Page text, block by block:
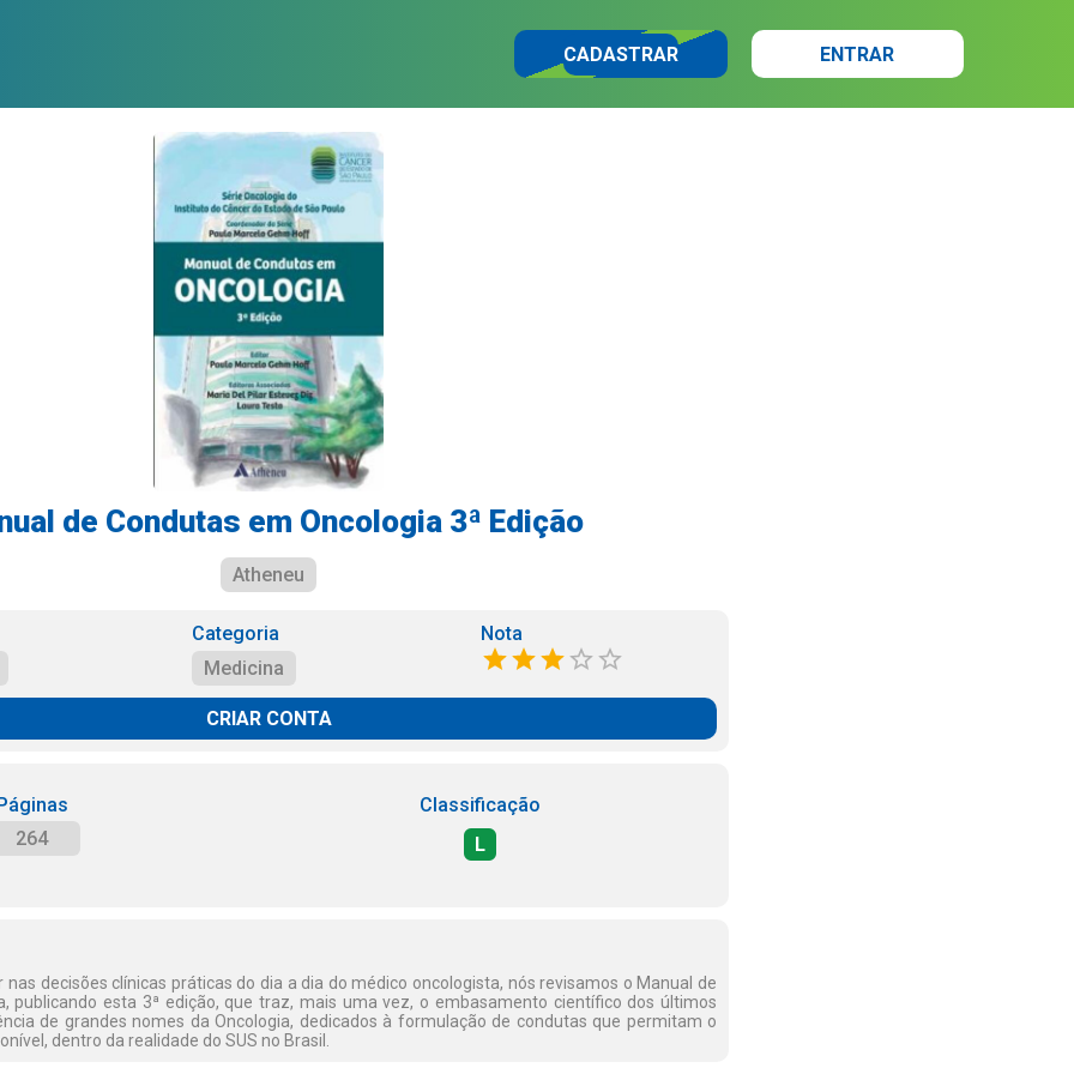
CADASTRAR ENTRAR
de Condutas em Oncologia 3ª Edição
Atheneu
Categoria
Medicina
Nota
CRIAR CONTA
264
Classificação
L
nas decisões clínicas práticas do dia a dia do médico oncologista, nós revisamos o Manual de
publicando esta 3ª edição, que traz, mais uma vez, o embasamento científico dos últimos
de grandes nomes da Oncologia, dedicados à formulação de condutas que permitam o
dentro da realidade do SUS no Brasil.